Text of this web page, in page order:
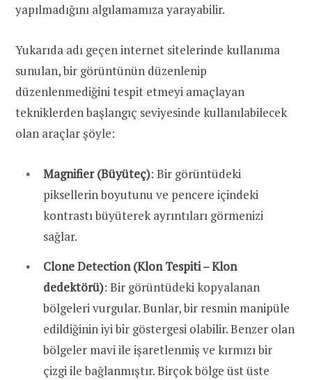
yapılmadığını algılamamıza yarayabilir.
Yukarıda adı geçen internet sitelerinde kullanıma
sunulan, bir görüntünün düzenlenip
düzenlenmediğini tespit etmeyi amaçlayan
tekniklerden başlangıç seviyesinde kullanılabilecek
olan araçlar şöyle:
Magnifier (Büyüteç): Bir görüntüdeki
piksellerin boyutunu ve pencere içindeki
kontrastı büyüterek ayrıntıları görmenizi
sağlar.
Clone Detection (Klon Tespiti – Klon
dedektörü): Bir görüntüdeki kopyalanan
bölgeleri vurgular. Bunlar, bir resmin manipüle
edildiğinin iyi bir göstergesi olabilir. Benzer olan
bölgeler mavi ile işaretlenmiş ve kırmızı bir
çizgi ile bağlanmıştır. Birçok bölge üst üste